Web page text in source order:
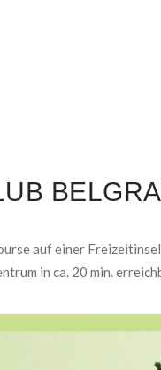
auf einer
in ca. 20 min.